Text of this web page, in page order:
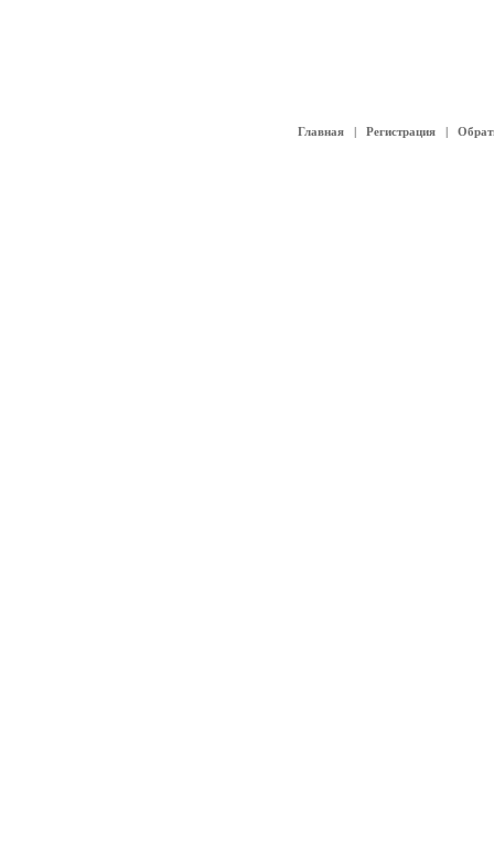
Главная| Регистрация|